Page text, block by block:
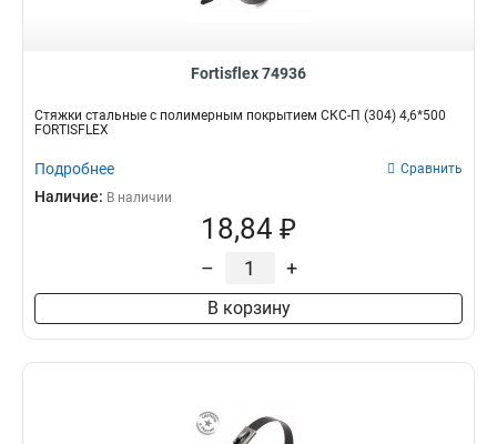
Fortisflex 74936
Стяжки стальные с полимерным покрытием СКС-П (304) 4,6*500
FORTISFLEX
Подробнее Сравнить
Наличие: В наличии
18,84 ₽
– +
В корзину